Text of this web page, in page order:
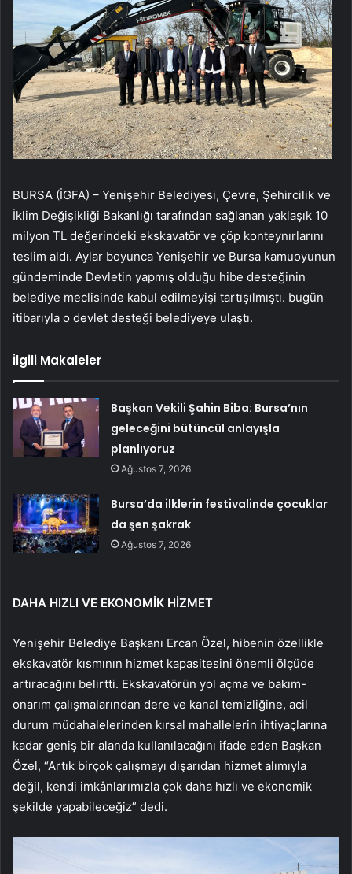
BURSA (İGFA) – Yenişehir Belediyesi, Çevre, Şehircilik ve
İklim Değişikliği Bakanlığı tarafından sağlanan yaklaşık 10
milyon TL değerindeki ekskavatör ve çöp konteynırlarını
teslim aldı. Aylar boyunca Yenişehir ve Bursa kamuoyunun
gündeminde Devletin yapmış olduğu hibe desteğinin
belediye meclisinde kabul edilmeyişi tartışılmıştı. bugün
itibarıyla o devlet desteği belediyeye ulaştı.
İlgili Makaleler
Başkan Vekili Şahin Biba: Bursa’nın
geleceğini bütüncül anlayışla
planlıyoruz
Ağustos 7, 2026
Bursa’da ilklerin festivalinde çocuklar
da şen şakrak
Ağustos 7, 2026
DAHA HIZLI VE EKONOMİK HİZMET
Yenişehir Belediye Başkanı Ercan Özel, hibenin özellikle
ekskavatör kısmının hizmet kapasitesini önemli ölçüde
artıracağını belirtti. Ekskavatörün yol açma ve bakım-
onarım çalışmalarından dere ve kanal temizliğine, acil
durum müdahalelerinden kırsal mahallelerin ihtiyaçlarına
kadar geniş bir alanda kullanılacağını ifade eden Başkan
Özel, “Artık birçok çalışmayı dışarıdan hizmet alımıyla
değil, kendi imkânlarımızla çok daha hızlı ve ekonomik
şekilde yapabileceğiz” dedi.